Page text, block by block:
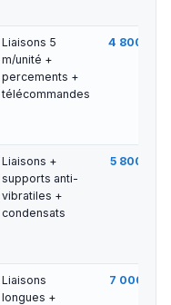
Liaisons 5
m/unité +
percements +
télécommandes
4 800 € —
Liaisons +
supports anti-
vibratiles +
condensats
5 800 € —
Liaisons
longues +
7 000 € —